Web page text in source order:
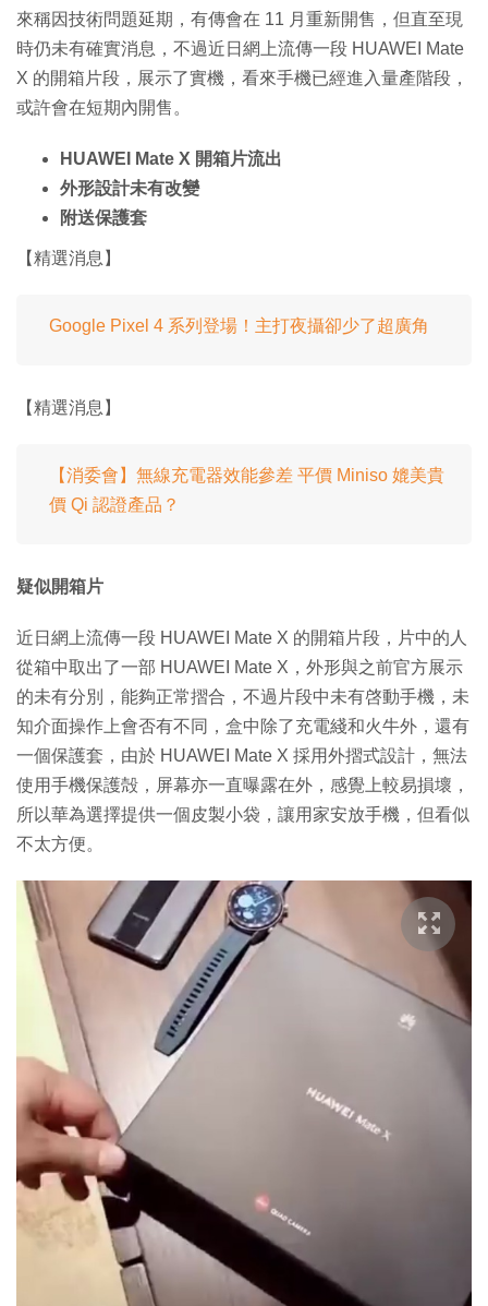
來稱因技術問題延期，有傳會在 11 月重新開售，但直至現
時仍未有確實消息，不過近日網上流傳一段 HUAWEI Mate
X 的開箱片段，展示了實機，看來手機已經進入量產階段，
或許會在短期內開售。
HUAWEI Mate X 開箱片流出
外形設計未有改變
附送保護套
【精選消息】
Google Pixel 4 系列登場！主打夜攝卻少了超廣角
【精選消息】
【消委會】無線充電器效能參差 平價 Miniso 媲美貴
價 Qi 認證產品？
疑似開箱片
近日網上流傳一段 HUAWEI Mate X 的開箱片段，片中的人
從箱中取出了一部 HUAWEI Mate X，外形與之前官方展示
的未有分別，能夠正常摺合，不過片段中未有啓動手機，未
知介面操作上會否有不同，盒中除了充電綫和火牛外，還有
一個保護套，由於 HUAWEI Mate X 採用外摺式設計，無法
使用手機保護殻，屏幕亦一直曝露在外，感覺上較易損壞，
所以華為選擇提供一個皮製小袋，讓用家安放手機，但看似
不太方便。